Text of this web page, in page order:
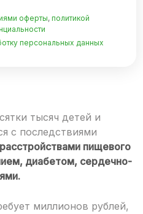
оферты, политикой
персональных данных
тысяч детей и
с последствиями
расстройствами пищевого
диабетом, сердечно-
миллионов рублей,